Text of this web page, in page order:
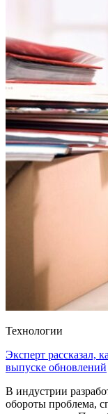
Технологии
Эксперт рассказал,
выпуске обновлений
В индустрии
обороты проблема,